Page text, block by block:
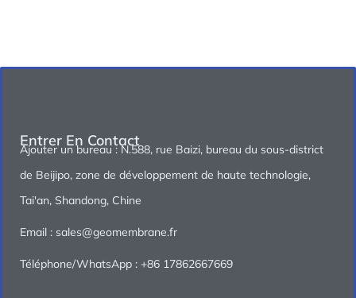
Entrer En Contact
Ajouter un bureau : N.588, rue Baizi, bureau du sous-district
de Beijipo, zone de développement de haute technologie,
Tai'an, Shandong, Chine
Email : sales@geomembrane.fr
Téléphone/WhatsApp : +86 17862667669